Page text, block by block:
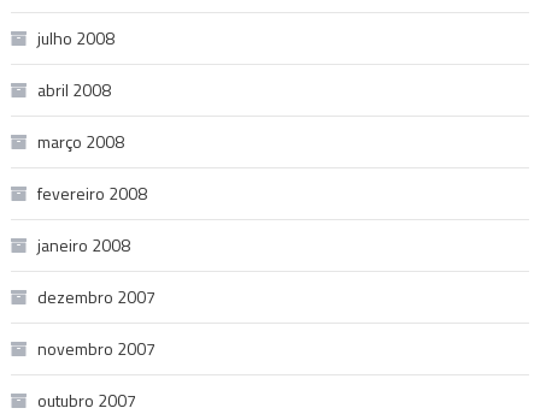
julho 2008
abril 2008
março 2008
fevereiro 2008
janeiro 2008
dezembro 2007
novembro 2007
outubro 2007